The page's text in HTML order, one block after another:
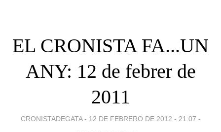
EL CRONISTA FA...UN
ANY: 12 de febrer de
2011
CRONISTADEGATA - 12 DE FEBRERO DE 2012 - 21:07 -